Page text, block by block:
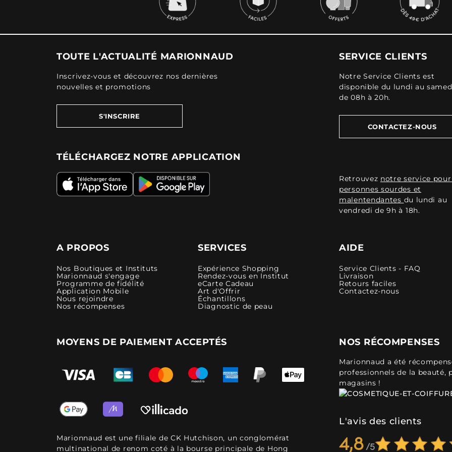
TOUTE L'ACTUALITÉ MARIONNAUD
Inscrivez-vous et découvrez nos dernières
nouvelles et promotions
S'INSCRIRE
TÉLÉCHARGEZ NOTRE APPLICATION
SERVICE CLIENTS
Notre Service Clients est
disponible du lundi au
de 08h à 20h.
CONTACTEZ-NOUS
Retrouvez notre service
personnes sourdes et
malentendantes du lundi au
vendredi de 9h à 18h.
A PROPOS
Nos Boutiques et Instituts
Marionnaud s'engage
Programme de fidélité
Application Mobile
Nous rejoindre
Nos récompenses
SERVICES
Expérience Shopping
Rendez-vous en Institut
eCarte Cadeau
Art d'Offrir
Échantillons
Diagnostic de peau
AIDE
Service Clients - FAQ
Livraison
Retours faciles
Contactez-nous
MOYENS DE PAIEMENT ACCEPTÉS
Marionnaud est une filiale de CK Hutchison, un conglomérat
multinational de renom coté à la bourse principale de Hong
NOS RÉCOMPENSES
Marionnaud a été
professionnels de la beauté,
magasins !
L'avis des clients
4,8